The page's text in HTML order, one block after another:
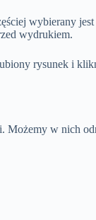
wybierany jest
wydrukiem.
rysunek i
Możemy w nich